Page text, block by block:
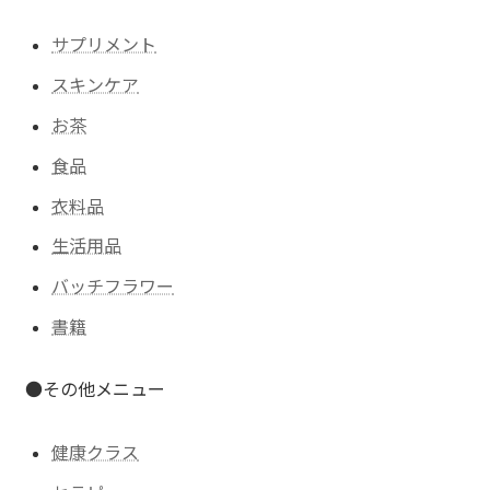
サプリメント
スキンケア
お茶
食品
衣料品
生活用品
バッチフラワー
書籍
●その他メニュー
健康クラス